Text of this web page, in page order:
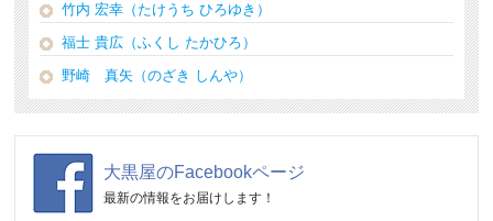
竹内 宏幸（たけうち ひろゆき）
福士 貴広（ふくし たかひろ）
野崎 真矢（のざき しんや）
大黒屋のFacebookページ
最新の情報をお届けします！